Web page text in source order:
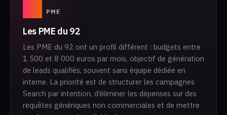
PME
Les PME du 92
Les PME du 92 ont un profil différent : budgets entre
1 500 et 8 000 euros par mois, objectif de génération
de leads qualifiés, souvent sans équipe dédiée en
interne. La priorité est de structurer les campagnes
Search par intention, d’éliminer les dépenses sur des
requêtes génériques non commerciales et de mettre